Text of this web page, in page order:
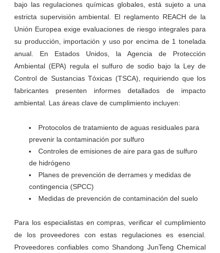
bajo las regulaciones químicas globales, está sujeto a una
estricta supervisión ambiental. El reglamento REACH de la
Unión Europea exige evaluaciones de riesgo integrales para
su producción, importación y uso por encima de 1 tonelada
anual. En Estados Unidos, la Agencia de Protección
Ambiental (EPA) regula el sulfuro de sodio bajo la Ley de
Control de Sustancias Tóxicas (TSCA), requiriendo que los
fabricantes presenten informes detallados de impacto
ambiental. Las áreas clave de cumplimiento incluyen:
Protocolos de tratamiento de aguas residuales para
prevenir la contaminación por sulfuro
Controles de emisiones de aire para gas de sulfuro
de hidrógeno
Planes de prevención de derrames y medidas de
contingencia (SPCC)
Medidas de prevención de contaminación del suelo
Para los especialistas en compras, verificar el cumplimiento
de los proveedores con estas regulaciones es esencial.
Proveedores confiables como Shandong JunTeng Chemical